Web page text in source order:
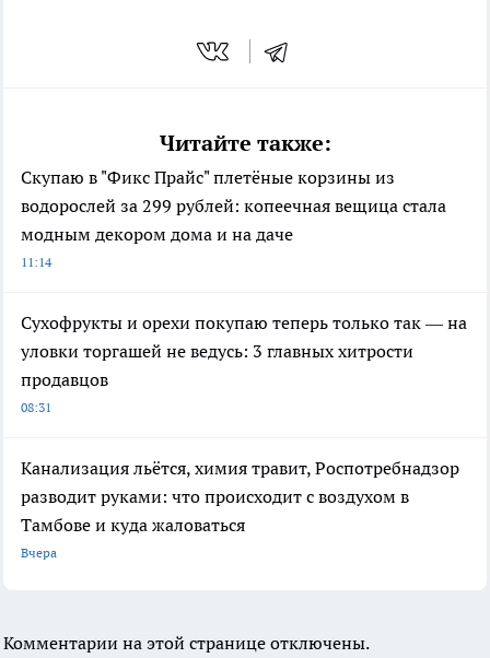
Читайте также:
Скупаю в "Фикс Прайс" плетёные корзины из
водорослей за 299 рублей: копеечная вещица стала
модным декором дома и на даче
11:14
Сухофрукты и орехи покупаю теперь только так — на
уловки торгашей не ведусь: 3 главных хитрости
продавцов
08:31
Канализация льётся, химия травит, Роспотребнадзор
разводит руками: что происходит с воздухом в
Тамбове и куда жаловаться
Вчера
Комментарии на этой странице отключены.